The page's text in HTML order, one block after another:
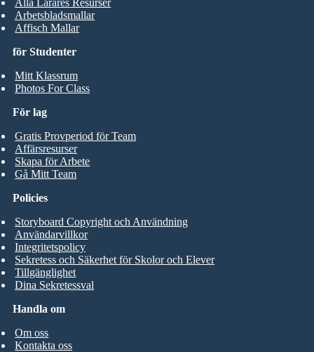
för Studenter
Mitt Klassrum
Photos For Class
Arbetsbladsmallar
Affisch Mallar
För lag
Gratis Provperiod för Team
Affärsresurser
Skapa för Arbete
Gå Mitt Team
Handla om
Om oss
Kontakta oss
Policies
Storyboard Copyright och Användning
Användarvillkor
Integritetspolicy
Sekretess och Säkerhet för Skolor och Elever
Tillgänglighet
Dina Sekretessval